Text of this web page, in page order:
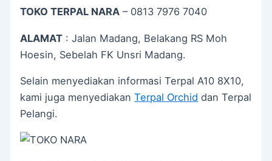
TOKO TERPAL NARA – 0813 7976 7040
ALAMAT : Jalan Madang, Belakang RS Moh
Hoesin, Sebelah FK Unsri Madang.
Selain menyediakan informasi Terpal A10 8X10,
kami juga menyediakanTerpal Orchid dan Terpal
Pelangi.